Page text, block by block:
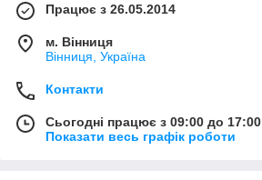
Працює з 26.05.2014
м. Вінниця
Вінниця, Україна
Контакти
Сьогодні працює з 09:00 до 17:00
Показати весь графік роботи